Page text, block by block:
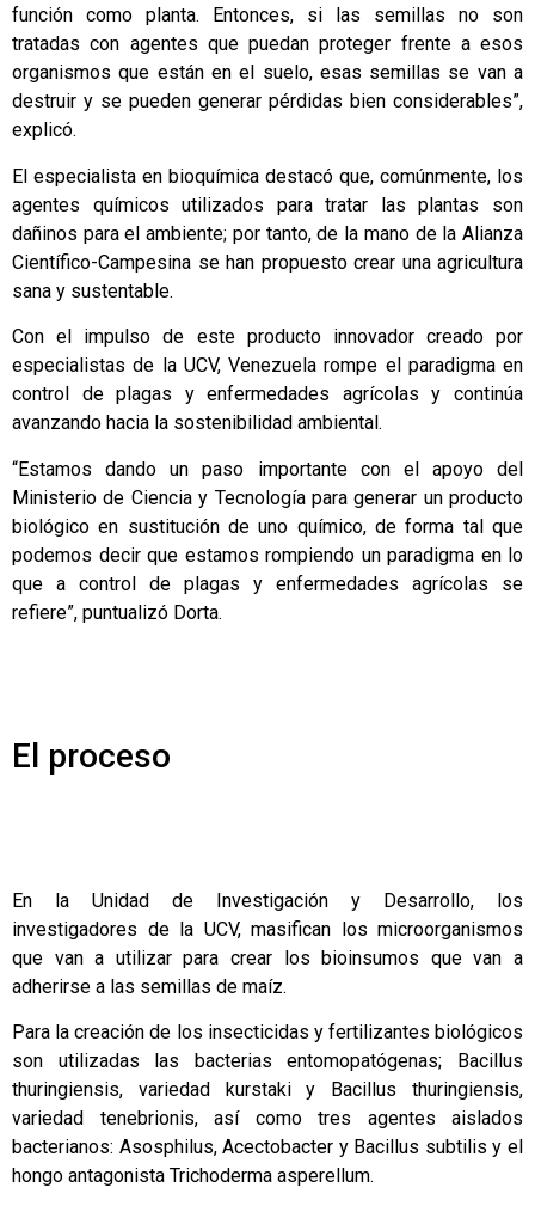
función como planta. Entonces, si las semillas no son
tratadas con agentes que puedan proteger frente a esos
organismos que están en el suelo, esas semillas se van a
destruir y se pueden generar pérdidas bien considerables”,
explicó.
El especialista en bioquímica destacó que, comúnmente, los
agentes químicos utilizados para tratar las plantas son
dañinos para el ambiente; por tanto, de la mano de la Alianza
Científico-Campesina se han propuesto crear una agricultura
sana y sustentable.
Con el impulso de este producto innovador creado por
especialistas de la UCV, Venezuela rompe el paradigma en
control de plagas y enfermedades agrícolas y continúa
avanzando hacia la sostenibilidad ambiental.
“Estamos dando un paso importante con el apoyo del
Ministerio de Ciencia y Tecnología para generar un producto
biológico en sustitución de uno químico, de forma tal que
podemos decir que estamos rompiendo un paradigma en lo
que a control de plagas y enfermedades agrícolas se
refiere”, puntualizó Dorta.
El proceso
En la Unidad de Investigación y Desarrollo, los
investigadores de la UCV, masifican los microorganismos
que van a utilizar para crear los bioinsumos que van a
adherirse a las semillas de maíz.
Para la creación de los insecticidas y fertilizantes biológicos
son utilizadas las bacterias entomopatógenas; Bacillus
thuringiensis, variedad kurstaki y Bacillus thuringiensis,
variedad tenebrionis, así como tres agentes aislados
bacterianos: Asosphilus, Acectobacter y Bacillus subtilis y el
hongo antagonista Trichoderma asperellum.